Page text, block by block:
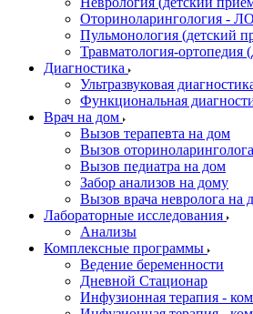
Оториноларингология -
Пульмонология (детский
Травматология-ортопедия
Диагностика
Ультразвуковая
Функциональная
Врач на дом
Вызов терапевта на дом
Вызов
Вызов педиатра на дом
Забор анализов на дому
Вызов врача невролога на
Лабораторные исследования
Анализы
Комплексные программы
Ведение беременности
Дневной Стационар
Инфузионная терапия -